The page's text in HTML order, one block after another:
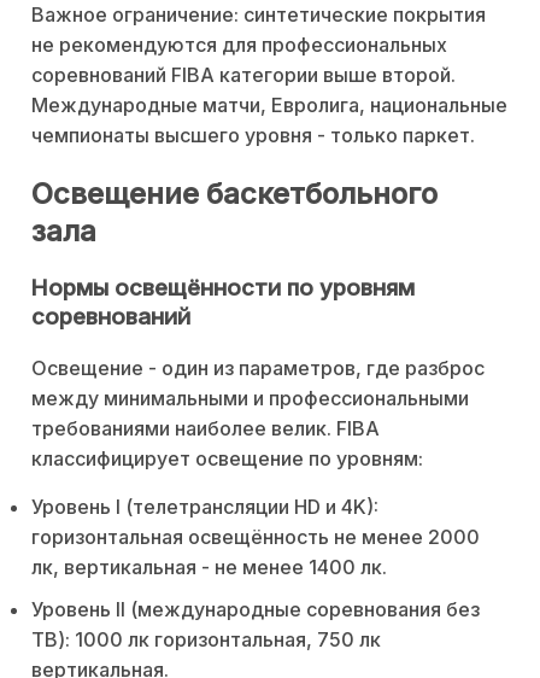
Важное ограничение: синтетические покрытия
не рекомендуются для профессиональных
соревнований FIBA категории выше второй.
Международные матчи, Евролига, национальные
чемпионаты высшего уровня - только паркет.
Освещение баскетбольного
зала
Нормы освещённости по уровням
соревнований
Освещение - один из параметров, где разброс
между минимальными и профессиональными
требованиями наиболее велик. FIBA
классифицирует освещение по уровням:
Уровень I (телетрансляции HD и 4K):
горизонтальная освещённость не менее 2000
лк, вертикальная - не менее 1400 лк.
Уровень II (международные соревнования без
ТВ): 1000 лк горизонтальная, 750 лк
вертикальная.